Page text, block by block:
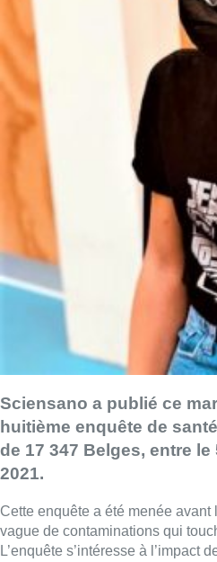
Sciensano a publié ce
huitième enquête de
de 17 347 Belges, entre
2021.
Cette enquête a été menée
vague de contaminations qui
L’enquête s’intéresse à l’impact